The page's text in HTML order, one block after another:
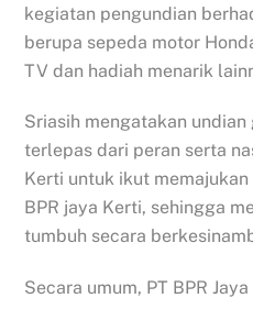
kegiatan pengundian
berupa sepeda motor
TV dan hadiah menarik
Sriasih mengatakan
terlepas dari peran serta
Kerti untuk ikut
BPR jaya Kerti, sehingga
tumbuh secara
Secara umum, PT BPR